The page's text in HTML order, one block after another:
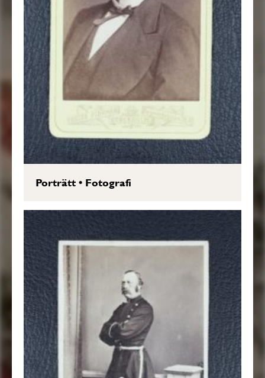
Porträtt• Fotografi